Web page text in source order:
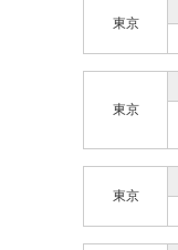
東京
東京
東京